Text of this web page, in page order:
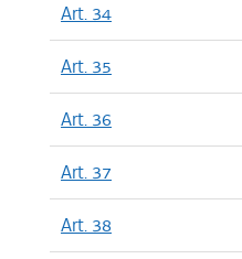
Art. 34
Art. 35
Art. 36
Art. 37
Art. 38